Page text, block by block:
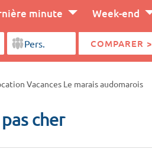
minute Week-end
COMPARER >
Vacances Le marais audomarois
cher